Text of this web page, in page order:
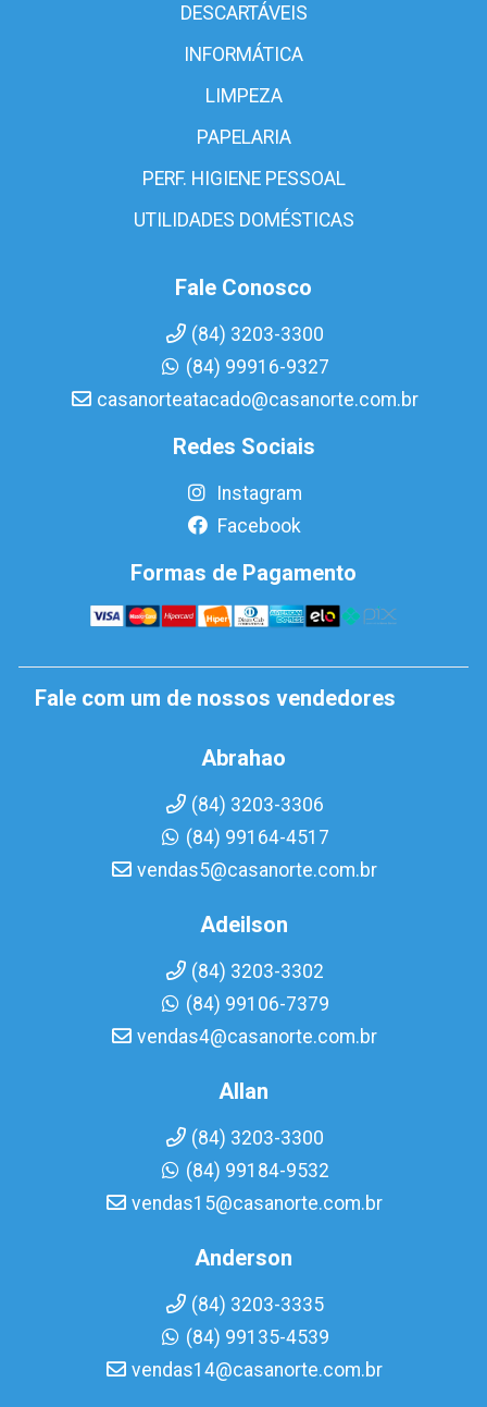
DESCARTÁVEIS
INFORMÁTICA
LIMPEZA
PAPELARIA
PERF. HIGIENE PESSOAL
UTILIDADES DOMÉSTICAS
Fale Conosco
(84) 3203-3300
(84) 99916-9327
casanorteatacado@casanorte.com.br
Redes Sociais
Instagram
Facebook
Formas de Pagamento
Fale com um de nossos vendedores
Abrahao
(84) 3203-3306
(84) 99164-4517
vendas5@casanorte.com.br
Adeilson
(84) 3203-3302
(84) 99106-7379
vendas4@casanorte.com.br
Allan
(84) 3203-3300
(84) 99184-9532
vendas15@casanorte.com.br
Anderson
(84) 3203-3335
(84) 99135-4539
vendas14@casanorte.com.br